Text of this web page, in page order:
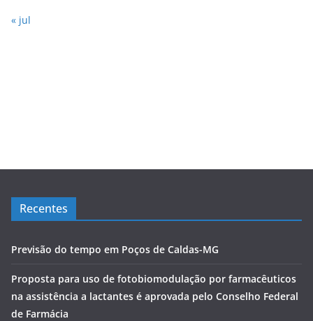
« jul
Recentes
Previsão do tempo em Poços de Caldas-MG
Proposta para uso de fotobiomodulação por farmacêuticos
na assistência a lactantes é aprovada pelo Conselho Federal
de Farmácia